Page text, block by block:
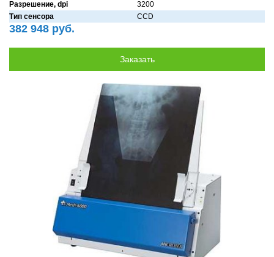
Разрешение, dpi
3200
Тип сенсора
CCD
382 948 руб.